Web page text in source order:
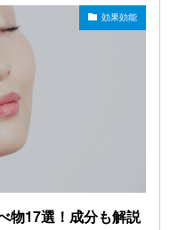
効果効能
物17選！成分も解説